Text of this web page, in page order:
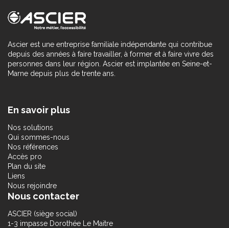
Ascier est une entreprise familiale indépendante qui contribue
depuis des années à faire travailler, à former et à faire vivre des
personnes dans leur région. Ascier est implantée en Seine-et-
Marne depuis plus de trente ans.
En savoir plus
Nos solutions
Qui sommes-nous
Nos références
Accès pro
Plan du site
Liens
Nous rejoindre
Nous contacter
ASCIER (siège social)
1-3 impasse Dorothée Le Maitre